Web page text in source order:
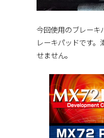
今回使用のブレーキ
レーキパッドです
せません。